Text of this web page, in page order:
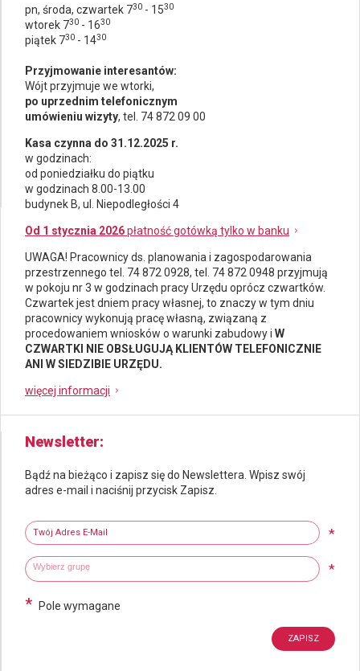
pn, środa, czwartek 730 - 1530
wtorek 730 - 1630
piątek 730 - 1430
Przyjmowanie interesantów:
Wójt przyjmuje we wtorki,
po uprzednim telefonicznym
umówieniu wizyty, tel. 74 872 09 00
Kasa czynna do 31.12.2025 r.
w godzinach:
od poniedziałku do piątku
w godzinach 8.00-13.00
budynek B, ul. Niepodległości 4
Od 1 stycznia 2026płatność gotówką tylko w banku
UWAGA! Pracownicy ds. planowania i zagospodarowania
przestrzennego tel. 74 872 0928, tel. 74 872 0948 przyjmują
w pokoju nr 3 w godzinach pracy Urzędu oprócz czwartków.
Czwartek jest dniem pracy własnej, to znaczy w tym dniu
pracownicy wykonują pracę własną, związaną z
procedowaniem wniosków o warunki zabudowy i W
CZWARTKI NIE OBSŁUGUJĄ KLIENTÓW TELEFONICZNIE
ANI W SIEDZIBIE URZĘDU.
więcej informacji
Newsletter
Bądź na bieżąco i zapisz się do Newslettera. Wpisz swój
adres e-mail i naciśnij przycisk Zapisz.
Twój adres e-mail
*
Wybierz grupy tematyczne *
Wpisz wyszukiwaną fraze
* Pole wymagane